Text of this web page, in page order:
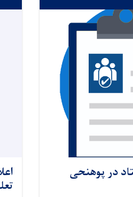
در پوهنحی